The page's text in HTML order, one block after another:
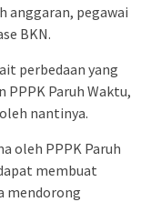
anggaran, pegawai
BKN.
perbedaan yang
PPPK Paruh Waktu,
nantinya.
oleh PPPK Paruh
membuat
mendorong